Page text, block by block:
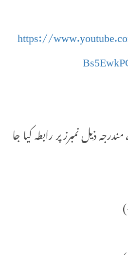
https://
ذیل نمبرز پر رابطہ کیا جا